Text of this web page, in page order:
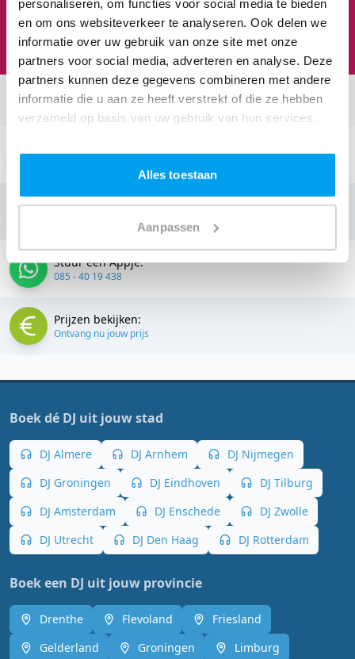
personaliseren, om functies voor social media te bieden
en om ons websiteverkeer te analyseren. Ook delen we
informatie over uw gebruik van onze site met onze
partners voor social media, adverteren en analyse. Deze
partners kunnen deze gegevens combineren met andere
informatie die u aan ze heeft verstrekt of die ze hebben
verzameld op basis van uw gebruik van hun services.
Alles toestaan
Aanpassen
Feesten om naar uit te kijken
We staan te popelen!
Neem contact op:
Bellen:
Stuur een Appje:
085 - 40 19 438
Prijzen bekijken:
Ontvang nu jouw prijs
Boek dé DJ uit jouw stad
DJ Almere DJ Arnhem
DJ Nijmegen
DJ Groningen
DJ Eindhoven
DJ Tilburg
DJ Amsterdam
DJ Enschede
DJ Zwolle
DJ Utrecht
DJ Den Haag DJ Rotterdam
Boek een DJ uit jouw provincie
Drenthe Flevoland
Friesland
Gelderland
Groningen
Limburg